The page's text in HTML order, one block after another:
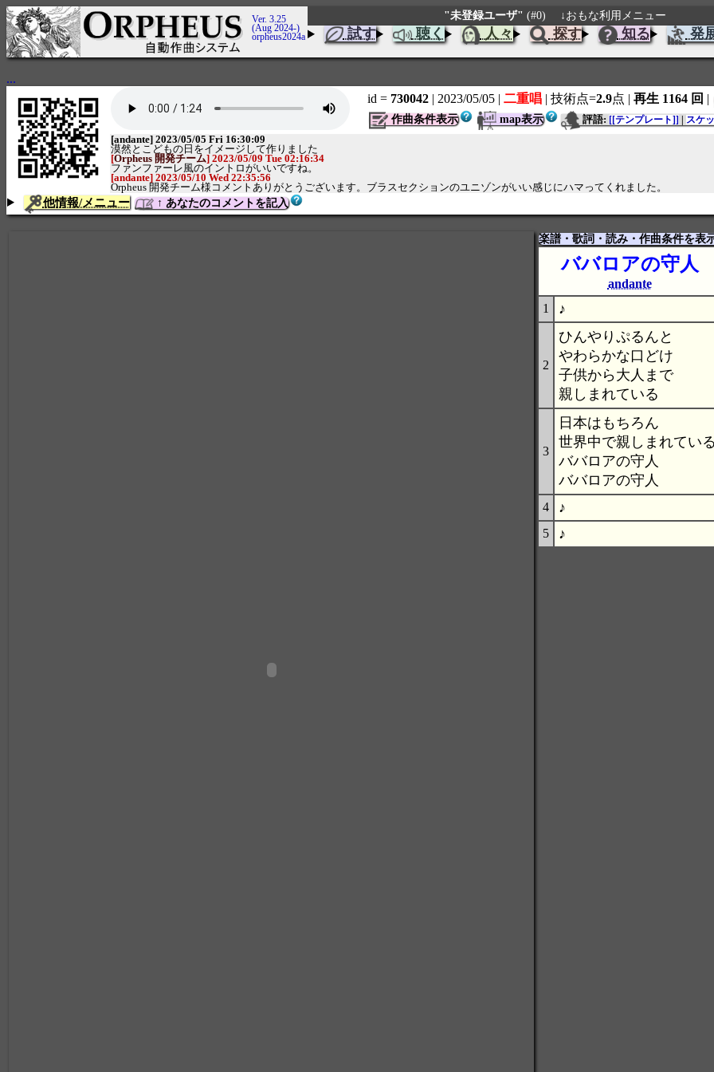
Ver. 3.25
(Aug 2024-)
orpheus2024a
"未登録ユーザ" (#0) ↓おもな利用メニュー
試す 聴く 人々 探す 知る 発
...
id = 730042 | 2023/05/05 | 二重唱 | 技術点=2.9点 | 再生 1164 回 |
作曲条件表示 map表示 評語: [[テンプレート]] スケ
[andante] 2023/05/05 Fri 16:30:09
漠然とこどもの日をイメージして作りました
[Orpheus 開発チーム] 2023/05/09 Tue 02:16:34
ファンファーレ風のイントロがいいですね。
[andante] 2023/05/10 Wed 22:35:56
Orpheus 開発チーム様コメントありがとうございます。ブラスセクションのユニゾンがいい感じにハマってくれました。
他情報/メニュー ↑ あなたのコメントを記入
楽譜・歌詞・読み・作曲条件を表
ババロアの守人
andante
1
♪
2
ひんやりぷるんと
やわらかな口どけ
子供から大人まで
親しまれている
3
日本はもちろん
世界中で親しまれている
ババロアの守人
ババロアの守人
4 ♪
5
♪